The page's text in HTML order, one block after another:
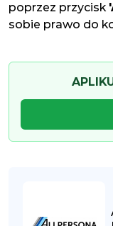
poprzez przycisk
sobie prawo do